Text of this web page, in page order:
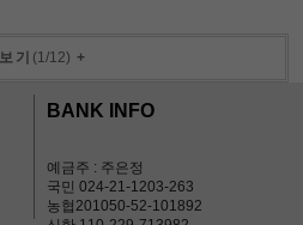
기 (1/12) +
BANK INFO
예금주 : 주은정
국민 024-21-1203-263
농협201050-52-101892